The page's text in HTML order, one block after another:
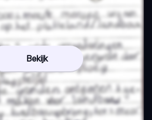
Bekijk